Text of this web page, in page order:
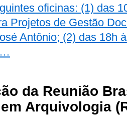
oficinas: (1) das
Projetos de Gestão
Antônio; (2) das 18h
da Reunião
Arquivologia